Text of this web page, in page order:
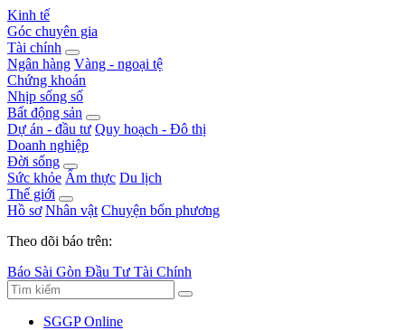
Kinh tế
Góc chuyên gia
Tài chính
Ngân hàng Vàng - ngoại tệ
Chứng khoán
Nhịp sống số
Bất động sản
Dự án - đầu tư Quy hoạch - Đô thị
Doanh nghiệp
Đời sống
Sức khỏe Ẩm thực Du lịch
Thế giới
Hồ sơ Nhân vật Chuyện bốn phương
Theo dõi báo trên:
Báo Sài Gòn Đầu Tư Tài Chính
SGGP Online